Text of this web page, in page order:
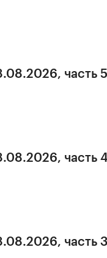
часть 5
часть
часть